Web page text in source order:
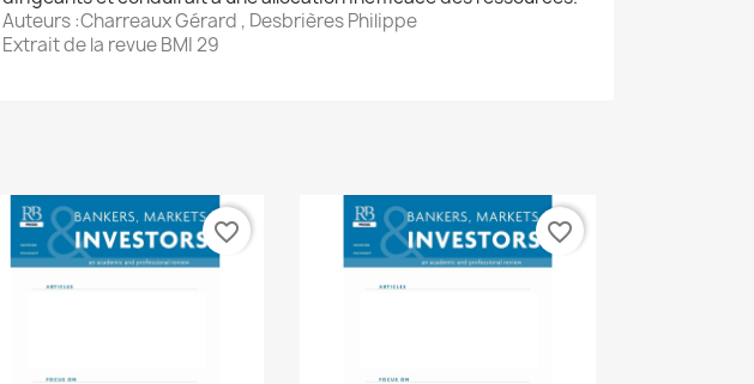
Auteurs :Charreaux Gérard , Desbrières Philippe
Extrait de la revue BMI 29
favorite_border favorite_border